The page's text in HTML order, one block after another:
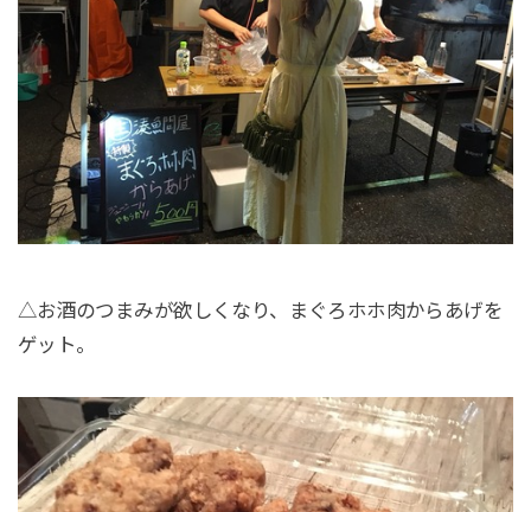
△お酒のつまみが欲しくなり、まぐろホホ肉からあげを
ゲット。